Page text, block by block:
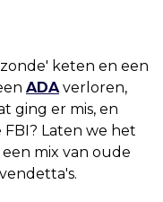
keten en een
ADAverloren,
ging er mis, en
Laten we het
mix van oude